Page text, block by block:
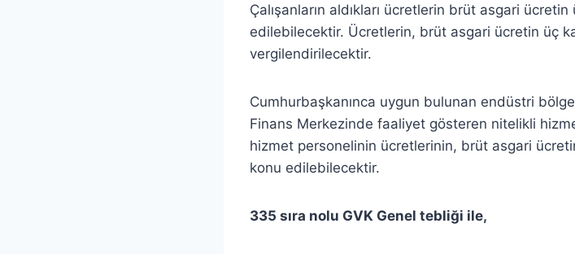
Çalışanların aldıkları ücretlerin brüt asgari
edilebilecektir. Ücretlerin, brüt asgari ücretin üç
vergilendirilecektir.
Cumhurbaşkanınca uygun bulunan endüstri
Finans Merkezinde faaliyet gösteren nitelikli
hizmet personelinin ücretlerinin, brüt asgari
konu edilebilecektir.
335 sıra nolu GVK Genel tebliği ile,